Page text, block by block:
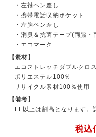
・左袖ペン差し
・携帯電話収納ポケット
・左胸ペン差し
・消臭＆抗菌テープ(両脇・
・エコマーク
【素材】
エコストレッチダブルクロス
ポリエステル100％
リサイクル素材100％使用
【備考】
EL以上は割高となります。
税込